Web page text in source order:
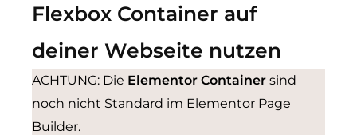
Flexbox Container auf
deiner Webseite nutzen
ACHTUNG: Die Elementor Container sind
noch nicht Standard im Elementor Page
Builder.